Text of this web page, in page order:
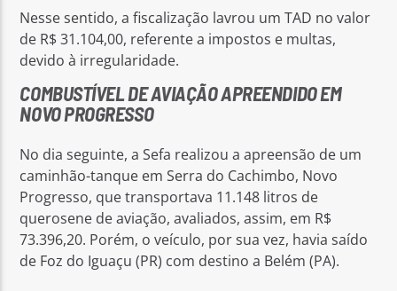
Nesse sentido, a fiscalização lavrou um TAD no valor
de R$ 31.104,00, referente a impostos e multas,
devido à irregularidade.
COMBUSTÍVEL DE AVIAÇÃO APREENDIDO EM
NOVO PROGRESSO
No dia seguinte, a Sefa realizou a apreensão de um
caminhão-tanque em Serra do Cachimbo, Novo
Progresso, que transportava 11.148 litros de
querosene de aviação, avaliados, assim, em R$
73.396,20. Porém, o veículo, por sua vez, havia saído
de Foz do Iguaçu (PR) com destino a Belém (PA).